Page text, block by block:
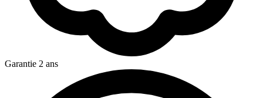
Garantie 2 ans